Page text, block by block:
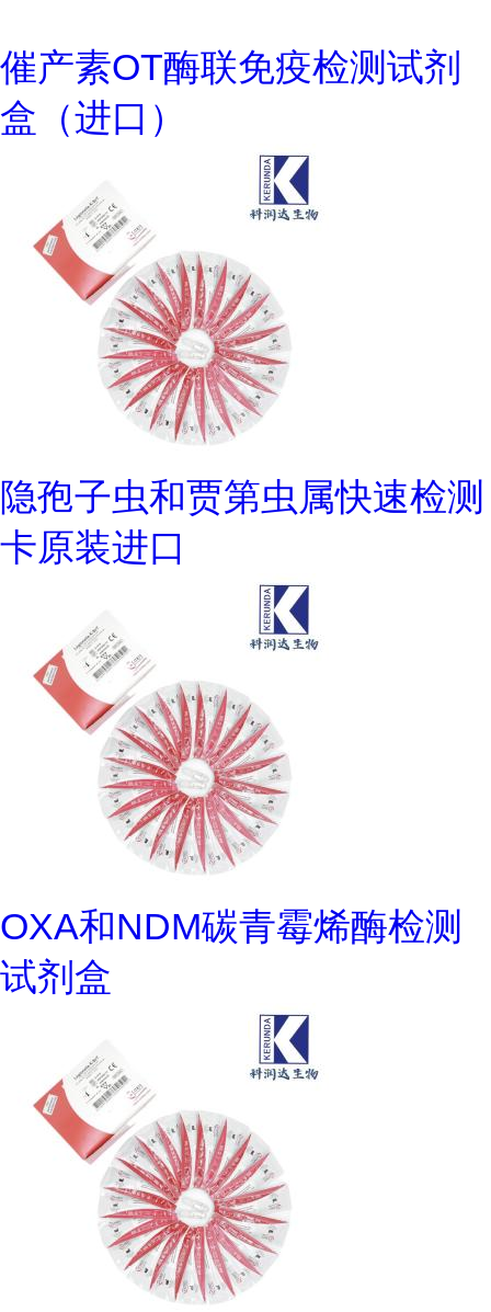
催产素OT酶联免疫检测试剂
盒（进口）
隐孢子虫和贾第虫属快速检测
卡原装进口
OXA和NDM碳青霉烯酶检测
试剂盒